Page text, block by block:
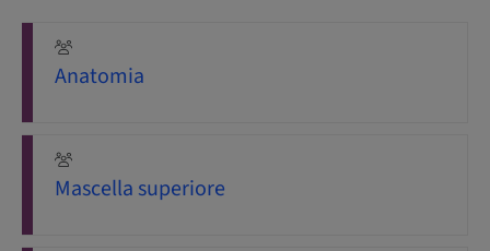
Anatomia
Mascella superiore